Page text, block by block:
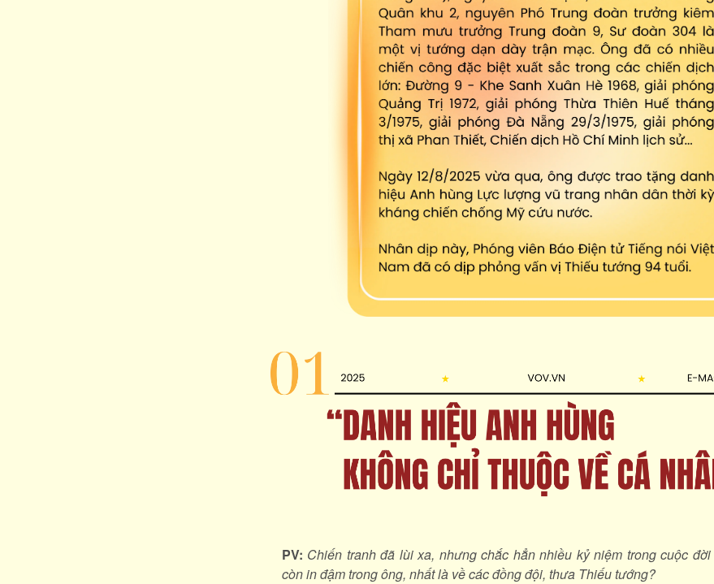
PV: Chiến tranh đã lùi xa, nhưng chắc hẳn nhiều kỷ niệm trong cuộc
còn in đậm trong ông, nhất là về các đồng đội, thưa Thiếu tướng?